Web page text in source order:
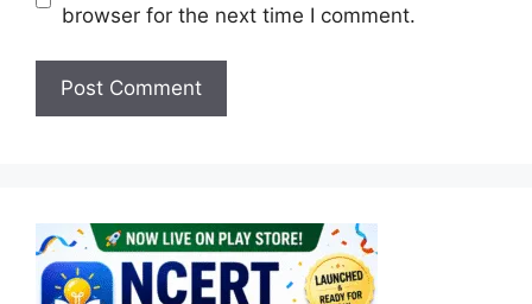
browser for the next time I comment.